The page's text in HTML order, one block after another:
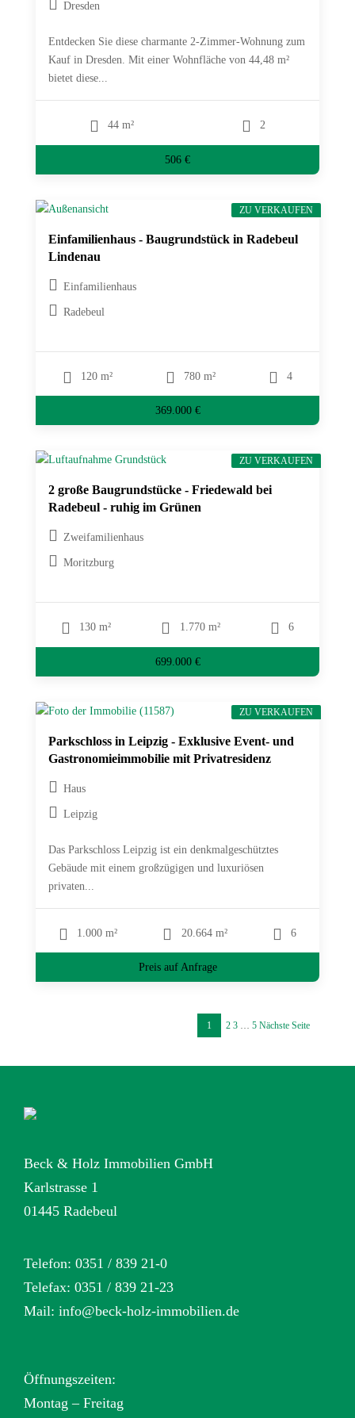
Dresden
Entdecken Sie diese charmante 2-Zimmer-Wohnung zum
Kauf in Dresden. Mit einer Wohnfläche von 44,48 m²
bietet diese...
44 m² 2
506 €
Einfamilienhaus - Baugrundstück in Radebeul
Lindenau
Einfamilienhaus
Radebeul
120 m² 780 m² 4
369.000 €
ZU VERKAUFEN
2 große Baugrundstücke - Friedewald bei
Radebeul - ruhig im Grünen
Zweifamilienhaus
Moritzburg
130 m² 1.770 m² 6
699.000 €
ZU VERKAUFEN
Parkschloss in Leipzig - Exklusive Event- und
Gastronomieimmobilie mit Privatresidenz
Haus
Leipzig
Das Parkschloss Leipzig ist ein denkmalgeschütztes
Gebäude mit einem großzügigen und luxuriösen
privaten...
1.000 m² 20.664 m² 6
Preis auf Anfrage
ZU VERKAUFEN
1 2 3 … 5 Nächste Seite
Beck & Holz Immobilien GmbH
Karlstrasse 1
01445 Radebeul
Telefon: 0351 / 839 21-0
Telefax: 0351 / 839 21-23
Mail: info@beck-holz-immobilien.de
Öffnungszeiten:
Montag – Freitag